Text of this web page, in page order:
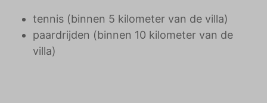
tennis (binnen 5 kilometer van de villa)
paardrijden (binnen 10 kilometer van de
villa)